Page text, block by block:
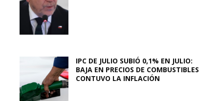
IPC DE JULIO SUBIÓ 0,1% EN JULIO:
BAJA EN PRECIOS DE COMBUSTIBLES
CONTUVO LA INFLACIÓN